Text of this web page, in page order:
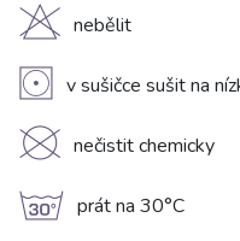
H nebělit
V v sušičce sušit na
K nečistit chemicky
g prát na 30°C